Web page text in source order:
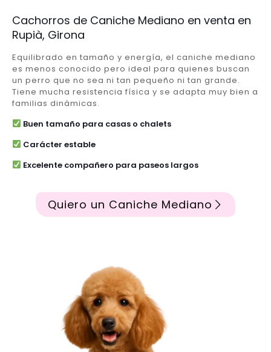
Cachorros de Caniche Mediano en venta en
Rupià, Girona
Equilibrado en tamaño y energía, el caniche mediano
es menos conocido pero ideal para quienes buscan
un perro que no sea ni tan pequeño ni tan grande.
Tiene mucha resistencia física y se adapta muy bien a
familias dinámicas.
Buen tamaño para casas o chalets
Carácter estable
Excelente compañero para paseos largos
Quiero un Caniche Mediano